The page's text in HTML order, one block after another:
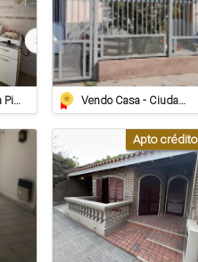
Se Vende Casa En Pilar (apta Crédito Hipotecario) Vendo Casa - Ciudad De Sunchales
Apto crédito